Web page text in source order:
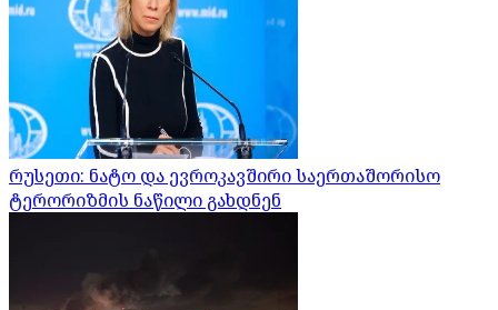
რუსეთი: ნატო და ევროკავშირი საერთაშორისო
ტერორიზმის ნაწილი გახდნენ